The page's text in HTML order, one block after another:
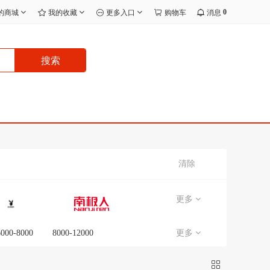
商城 我的收藏 更多入口 购物车 消息 0
搜索
清除
更多
8000 8000-12000 更多